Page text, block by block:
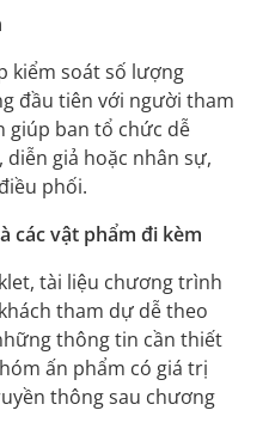
kiểm soát số lượng
đầu tiên với người tham
giúp ban tổ chức dễ
giả hoặc nhân sự,
phối.
các vật phẩm đi kèm
tài liệu chương trình
tham dự dễ theo
thông tin cần thiết
ấn phẩm có giá trị
thông sau chương